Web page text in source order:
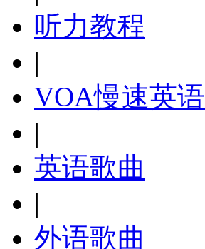
听力教程
|
VOA慢速英语
|
英语歌曲
|
外语歌曲